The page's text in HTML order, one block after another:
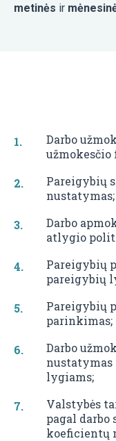
metinės ir
Darbo
užmokesčio
Pareigybių
nustatymas;
Darbo
atlygio
Pareigybių
pareigybių
Pareigybių
parinkimas;
Darbo
lygiams;
Valstybės
pagal darbo
koeficientų